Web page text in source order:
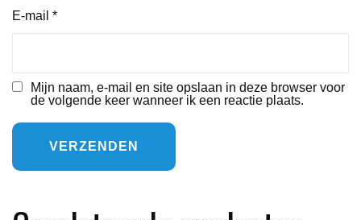
E-mail *
Mijn naam, e-mail en site opslaan in deze browser voor
de volgende keer wanneer ik een reactie plaats.